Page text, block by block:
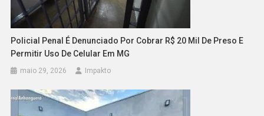
Policial Penal É Denunciado Por Cobrar R$ 20 Mil De Preso E
Permitir Uso De Celular Em MG
maio 29, 2026 Impakto